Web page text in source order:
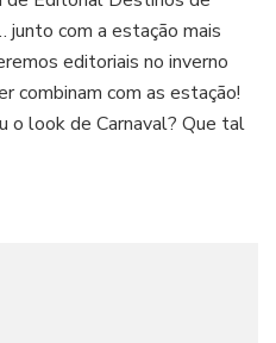
junto com a estação mais
editoriais no inverno
combinam com as estação!
o look de Carnaval? Que tal